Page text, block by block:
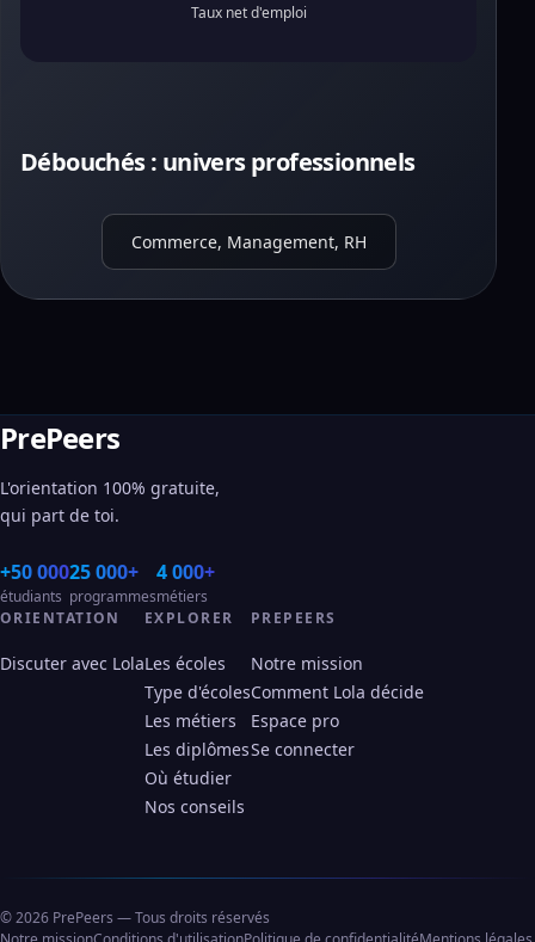
Taux net d'emploi
Débouchés : univers professionnels
Commerce, Management, RH
PrePeers
L'orientation 100% gratuite,
qui part de toi.
+50 000
étudiants
25 000+
programmes
4 000+
métiers
ORIENTATION
Discuter avec Lola
EXPLORER
Les écoles
Type d'écoles
Les métiers
Les diplômes
Où étudier
Nos conseils
PREPEERS
Notre mission
Comment Lola décide
Espace pro
Se connecter
© 2026 PrePeers — Tous droits réservés